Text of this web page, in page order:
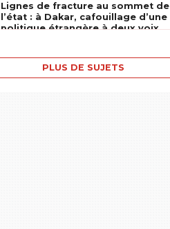
Lignes de fracture au sommet de
l’état : à Dakar, cafouillage d’une
politique étrangère à deux voix
PLUS DE SUJETS